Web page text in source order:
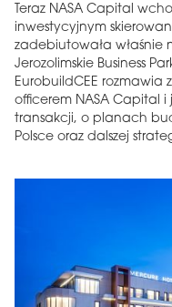
Teraz NASA Capital
inwestycyjnym
zadebiutowała właśnie
Jerozolimskie Business
EurobuildCEE rozmawia
officerem NASA Capital
transakcji, o planach
Polsce oraz dalszej